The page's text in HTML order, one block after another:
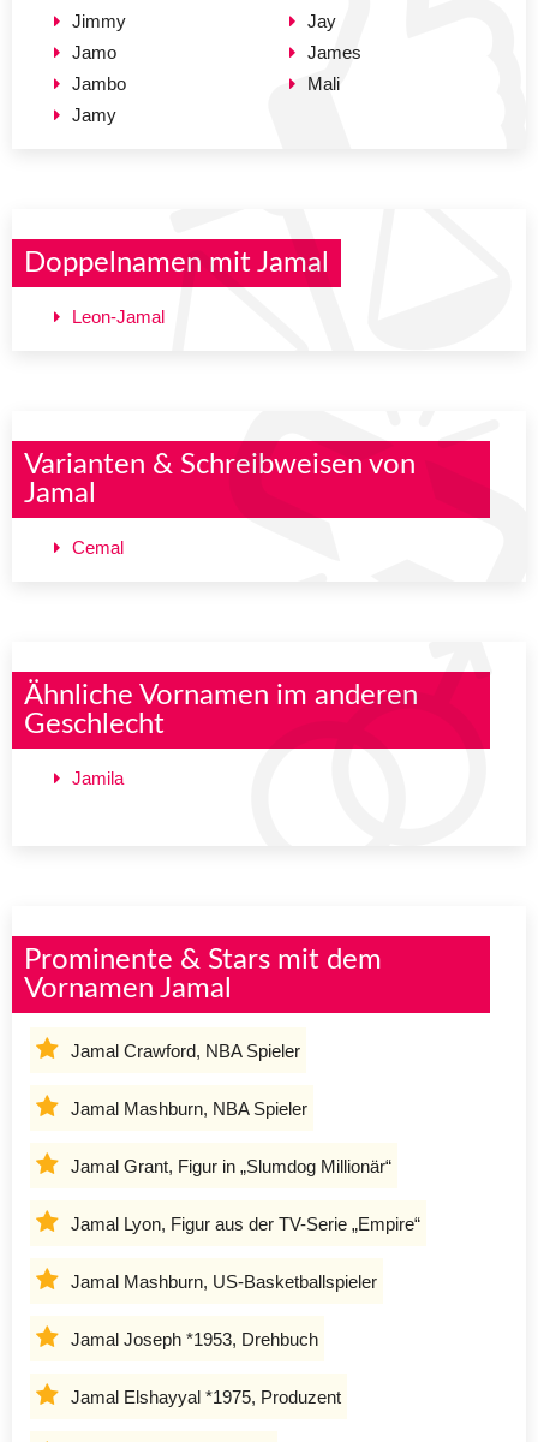
Jimmy
Jamo
Jambo
Jamy
Jay
James
Mali
Doppelnamen mit Jamal
Leon-Jamal
Varianten & Schreibweisen von
Jamal
Cemal
Ähnliche Vornamen im anderen
Geschlecht
Jamila
Prominente & Stars mit dem
Vornamen Jamal
Jamal Crawford, NBA Spieler
Jamal Mashburn, NBA Spieler
Jamal Grant, Figur in „Slumdog Millionär“
Jamal Lyon, Figur aus der TV-Serie „Empire“
Jamal Mashburn, US-Basketballspieler
Jamal Joseph *1953, Drehbuch
Jamal Elshayyal *1975, Produzent